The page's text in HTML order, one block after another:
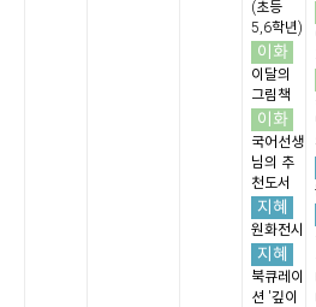
(초등
5,6학년)
이화
이달의
그림책
이화
국어선생
님의 추
천도서
지혜
원화전시
지혜
북큐레이
션 '깊이